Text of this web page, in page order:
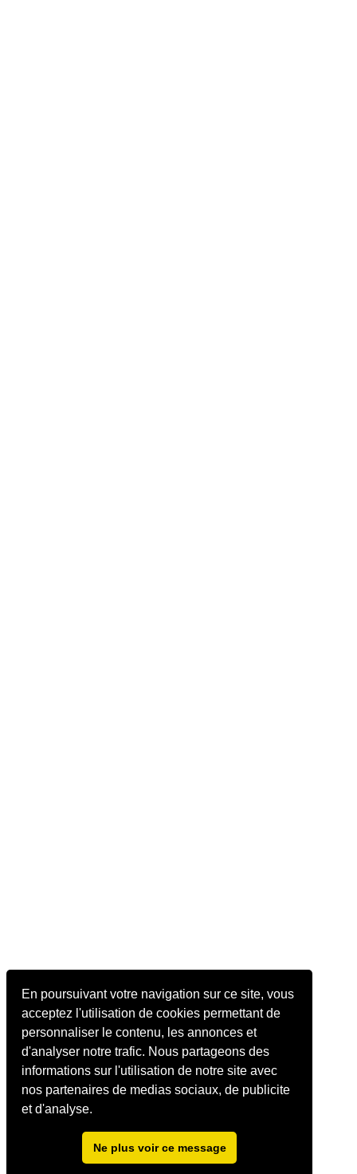
En poursuivant votre navigation sur ce site, vous
acceptez l'utilisation de cookies permettant de
personnaliser le contenu, les annonces et
d'analyser notre trafic. Nous partageons des
informations sur l'utilisation de notre site avec
nos partenaires de medias sociaux, de publicite
et d'analyse.
Ne plus voir ce message